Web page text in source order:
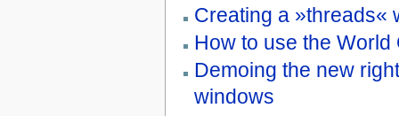
Creating a »threads«
How to use the
Demoing the new
windows